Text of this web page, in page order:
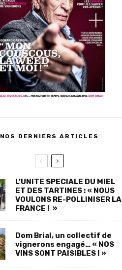
NOS DERNIERS ARTICLES
L’UNITE SPECIALE DU MIEL
ET DES TARTINES : « NOUS
VOULONS RE-POLLINISER LA
FRANCE ! »
Dom Brial, un collectif de
vignerons engagé… « NOS
VINS SONT PAISIBLES ! »